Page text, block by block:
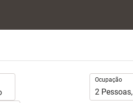
Ocupação
Ocupação
2 Pessoas,